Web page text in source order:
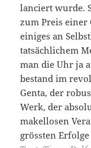
lanciert wurde.
zum Preis einer
einiges an
tatsächlichem
man die Uhr ja
bestand im
Genta, der
Werk, der
makellosen
grössten